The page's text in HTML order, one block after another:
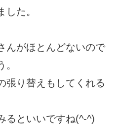
た。
んがほとんどないので
張り替えもしてくれる
るといいですね(^-^)